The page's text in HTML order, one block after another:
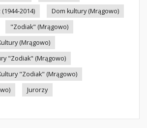
2014)
Dom kultury (Mrągowo)
"Zodiak" (Mrągowo)
(Mrągowo)
"Zodiak" (Mrągowo)
"Zodiak" (Mrągowo)
Jurorzy